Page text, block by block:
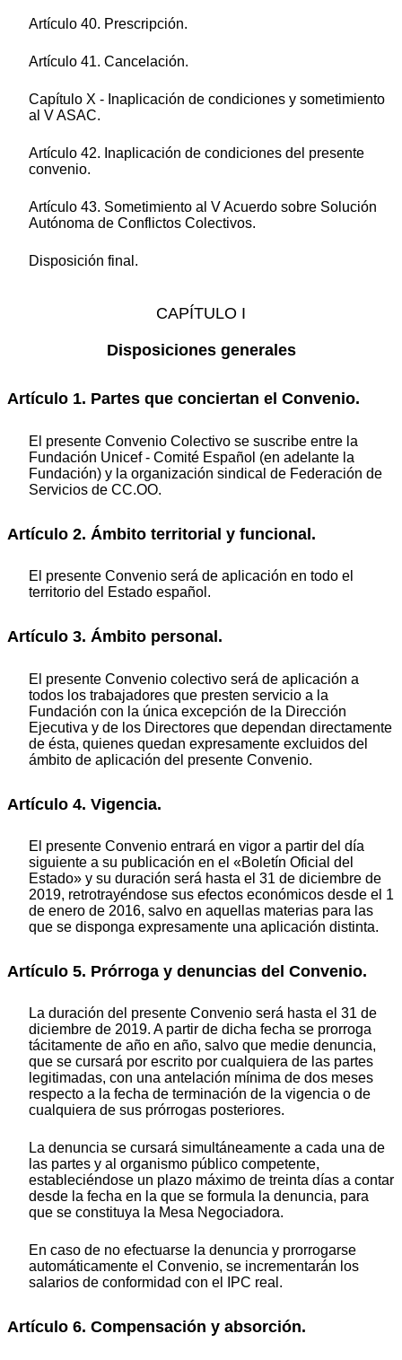
Artículo 40. Prescripción.
Artículo 41. Cancelación.
Capítulo X - Inaplicación de condiciones y sometimiento
al V ASAC.
Artículo 42. Inaplicación de condiciones del presente
convenio.
Artículo 43. Sometimiento al V Acuerdo sobre Solución
Autónoma de Conflictos Colectivos.
Disposición final.
CAPÍTULO I
Disposiciones generales
Artículo 1. Partes que conciertan el Convenio.
El presente Convenio Colectivo se suscribe entre la
Fundación Unicef - Comité Español (en adelante la
Fundación) y la organización sindical de Federación de
Servicios de CC.OO.
Artículo 2. Ámbito territorial y funcional.
El presente Convenio será de aplicación en todo el
territorio del Estado español.
Artículo 3. Ámbito personal.
El presente Convenio colectivo será de aplicación a
todos los trabajadores que presten servicio a la
Fundación con la única excepción de la Dirección
Ejecutiva y de los Directores que dependan directamente
de ésta, quienes quedan expresamente excluidos del
ámbito de aplicación del presente Convenio.
Artículo 4. Vigencia.
El presente Convenio entrará en vigor a partir del día
siguiente a su publicación en el «Boletín Oficial del
Estado» y su duración será hasta el 31 de diciembre de
2019, retrotrayéndose sus efectos económicos desde el 1
de enero de 2016, salvo en aquellas materias para las
que se disponga expresamente una aplicación distinta.
Artículo 5. Prórroga y denuncias del Convenio.
La duración del presente Convenio será hasta el 31 de
diciembre de 2019. A partir de dicha fecha se prorroga
tácitamente de año en año, salvo que medie denuncia,
que se cursará por escrito por cualquiera de las partes
legitimadas, con una antelación mínima de dos meses
respecto a la fecha de terminación de la vigencia o de
cualquiera de sus prórrogas posteriores.
La denuncia se cursará simultáneamente a cada una de
las partes y al organismo público competente,
estableciéndose un plazo máximo de treinta días a contar
desde la fecha en la que se formula la denuncia, para
que se constituya la Mesa Negociadora.
En caso de no efectuarse la denuncia y prorrogarse
automáticamente el Convenio, se incrementarán los
salarios de conformidad con el IPC real.
Artículo 6. Compensación y absorción.